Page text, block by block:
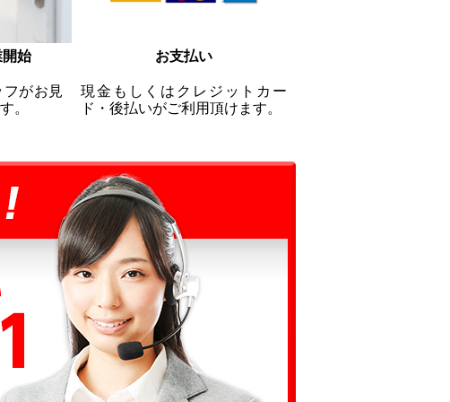
開始
がお見
。
お支払い
現金もしくはクレジットカー
ド・後払いがご利用頂けます。